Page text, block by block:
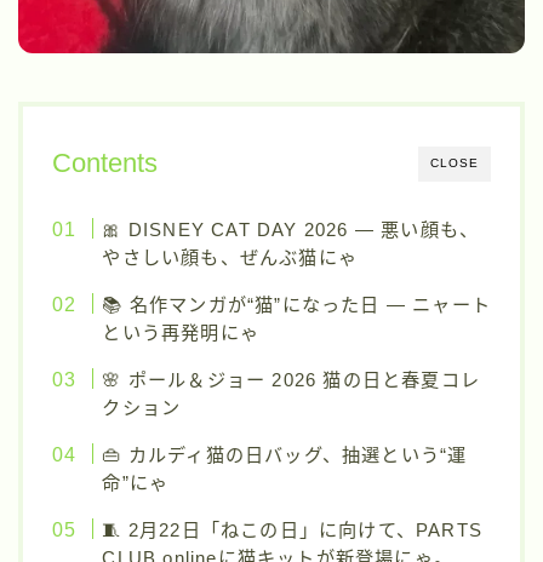
CLOSE
Contents
🎀 DISNEY CAT DAY 2026 ― 悪い顔も、
やさしい顔も、ぜんぶ猫にゃ
📚 名作マンガが“猫”になった日 ― ニャート
という再発明にゃ
🌸 ポール＆ジョー 2026 猫の日と春夏コレ
クション
👜 カルディ猫の日バッグ、抽選という“運
命”にゃ
🧵 2月22日「ねこの日」に向けて、PARTS